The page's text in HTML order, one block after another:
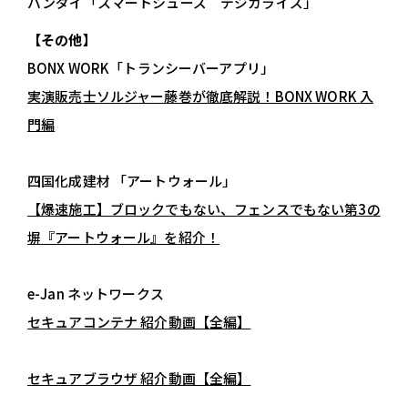
【その他】
BONX WORK「トランシーバーアプリ」
実演販売士ソルジャー藤巻が徹底解説！BONX WORK 入
門編
四国化成建材 「アートウォール」
【爆速施工】ブロックでもない、フェンスでもない第3の
塀『アートウォール』を紹介！
e-Jan ネットワークス
セキュアコンテナ 紹介動画【全編】
セキュアブラウザ 紹介動画【全編】